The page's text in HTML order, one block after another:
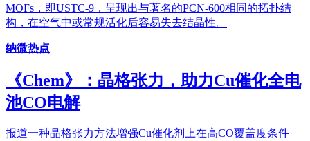
MOFs，即USTC-9，呈现出与著名的PCN-600相同的拓扑结
构，在空气中或常规活化后容易失去结晶性。
纳微热点
《Chem》：晶格张力，助力Cu催化全电
池CO电解
报道一种晶格张力方法增强Cu催化剂上在高CO覆盖度条件